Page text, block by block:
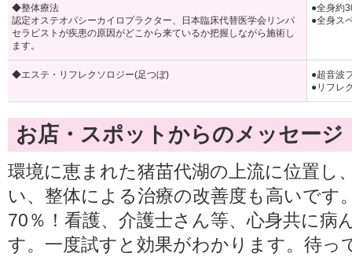
◆整体療法
認定オステオパシーカイロプラクター、日本臨床代替医学会リンパ
セラピストが疾患の原因がどこから来ているか把握しながら施術し
ます。
●全身約
●全身ス
◆エステ・リフレクソロジー(足つぼ)
●超音波
●リフレ
お店・スポットからのメッセージ
環境に恵まれた猪苗代湖の上流に位置し
い、整体による治療の改善度も高いです
70％！看護、介護士さん等、心身共に病
す。一度試すと効果がわかります。待っ